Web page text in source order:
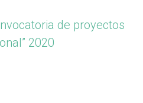
de proyectos
2020